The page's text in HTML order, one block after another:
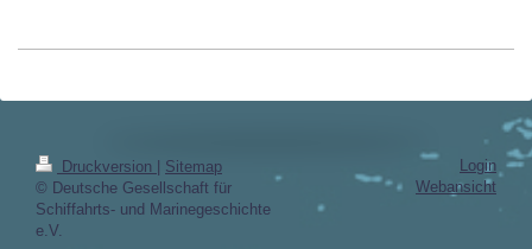
Druckversion | Sitemap
© Deutsche Gesellschaft für
Schiffahrts- und Marinegeschichte
e.V.
Login
Webansicht